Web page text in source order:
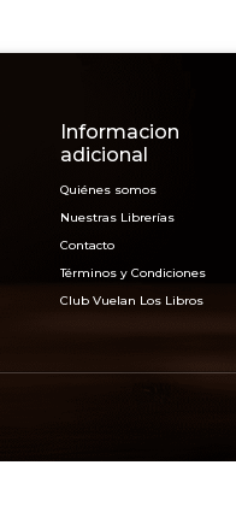
Informacion
adicional
Quiénes somos
Nuestras Librerías
Contacto
Términos y Condiciones
Club Vuelan Los Libros